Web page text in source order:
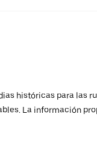
históricas para las
La información